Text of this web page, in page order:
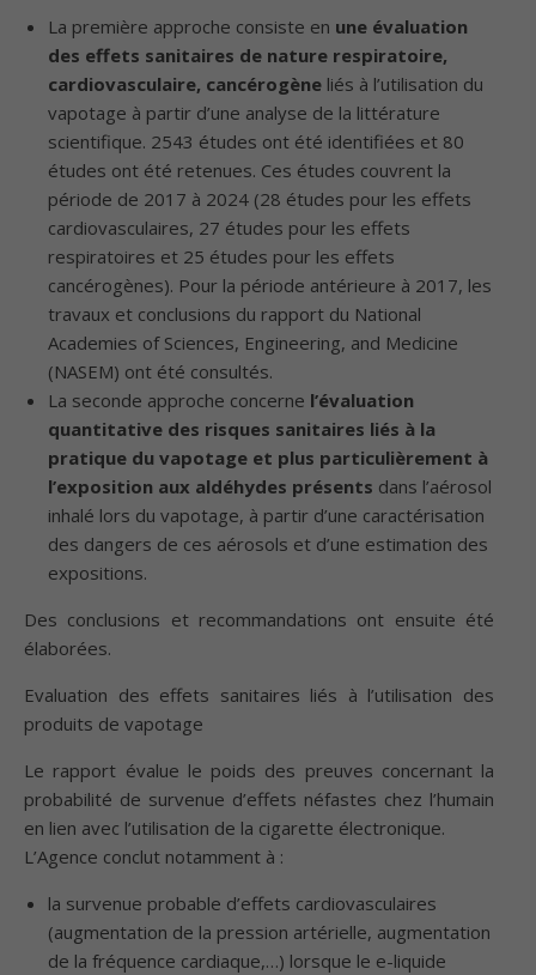
La première approche consiste en une évaluation
des effets sanitaires de nature respiratoire,
cardiovasculaire, cancérogène liés à l’utilisation du
vapotage à partir d’une analyse de la littérature
scientifique. 2543 études ont été identifiées et 80
études ont été retenues. Ces études couvrent la
période de 2017 à 2024 (28 études pour les effets
cardiovasculaires, 27 études pour les effets
respiratoires et 25 études pour les effets
cancérogènes). Pour la période antérieure à 2017, les
travaux et conclusions du rapport du National
Academies of Sciences, Engineering, and Medicine
(NASEM) ont été consultés.
La seconde approche concerne l’évaluation
quantitative des risques sanitaires liés à la
pratique du vapotage et plus particulièrement à
l’exposition aux aldéhydes présents dans l’aérosol
inhalé lors du vapotage, à partir d’une caractérisation
des dangers de ces aérosols et d’une estimation des
expositions.
Des conclusions et recommandations ont ensuite été
élaborées.
Evaluation des effets sanitaires liés à l’utilisation des
produits de vapotage
Le rapport évalue le poids des preuves concernant la
probabilité de survenue d’effets néfastes chez l’humain
en lien avec l’utilisation de la cigarette électronique.
L’Agence conclut notamment à :
la survenue probable d’effets cardiovasculaires
(augmentation de la pression artérielle, augmentation
de la fréquence cardiaque,…) lorsque le e-liquide